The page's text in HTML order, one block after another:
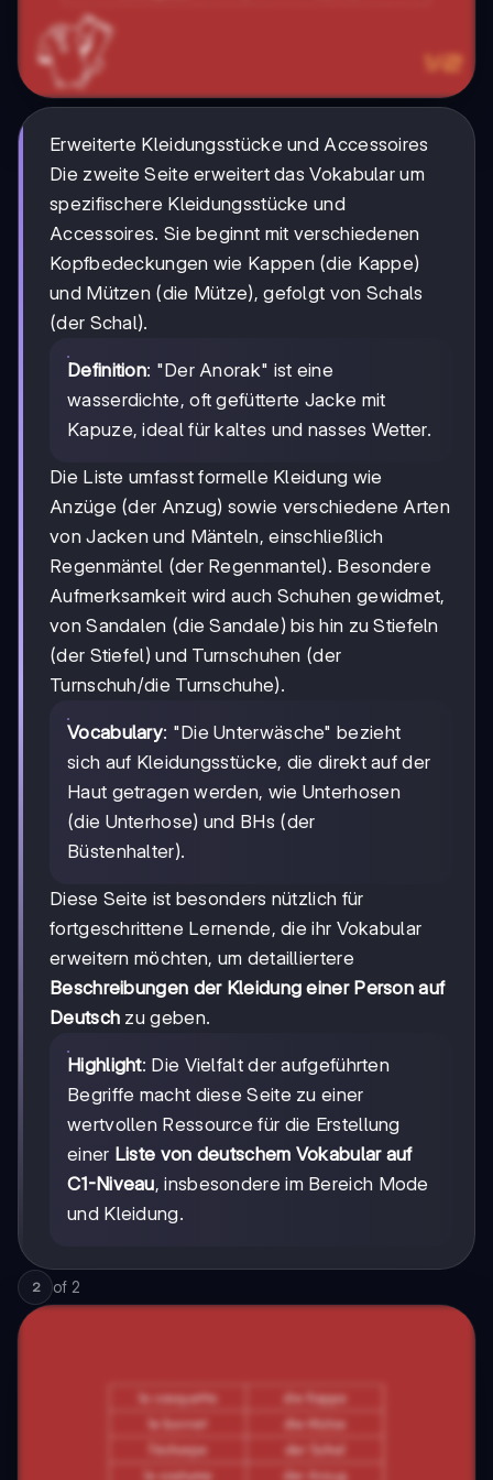
Erweiterte Kleidungsstücke und Accessoires
Die zweite Seite erweitert das Vokabular um
spezifischere Kleidungsstücke und
Accessoires. Sie beginnt mit verschiedenen
Kopfbedeckungen wie Kappen (die Kappe)
und Mützen (die Mütze), gefolgt von Schals
(der Schal).
Definition: "Der Anorak" ist eine
wasserdichte, oft gefütterte Jacke mit
Kapuze, ideal für kaltes und nasses Wetter.
Die Liste umfasst formelle Kleidung wie
Anzüge (der Anzug) sowie verschiedene Arten
von Jacken und Mänteln, einschließlich
Regenmäntel (der Regenmantel). Besondere
Aufmerksamkeit wird auch Schuhen gewidmet,
von Sandalen (die Sandale) bis hin zu Stiefeln
(der Stiefel) und Turnschuhen (der
Turnschuh/die Turnschuhe).
Vocabulary: "Die Unterwäsche" bezieht
sich auf Kleidungsstücke, die direkt auf der
Haut getragen werden, wie Unterhosen
(die Unterhose) und BHs (der
Büstenhalter).
Diese Seite ist besonders nützlich für
fortgeschrittene Lernende, die ihr Vokabular
erweitern möchten, um detailliertere
Beschreibungen der Kleidung einer Person auf
Deutsch zu geben.
Highlight: Die Vielfalt der aufgeführten
Begriffe macht diese Seite zu einer
wertvollen Ressource für die Erstellung
einer Liste von deutschem Vokabular auf
C1-Niveau, insbesondere im Bereich Mode
und Kleidung.
2 of 2